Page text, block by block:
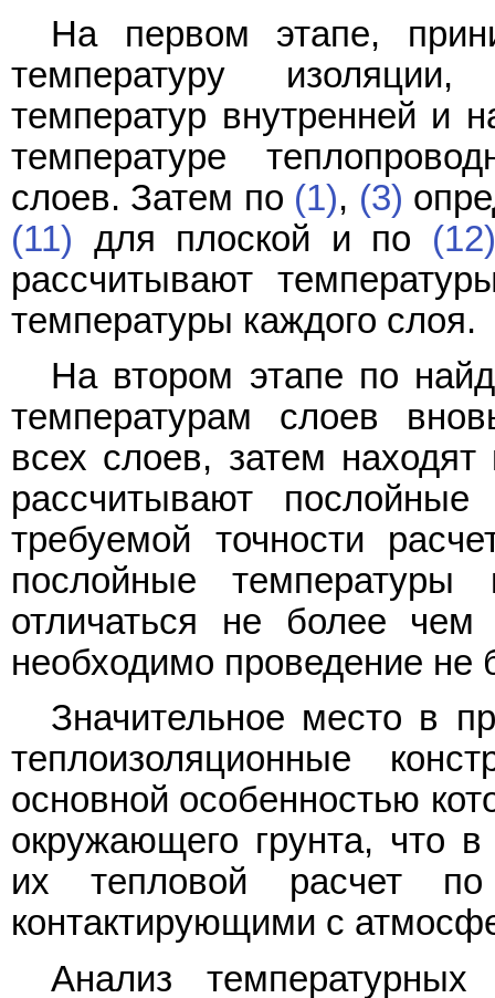
На первом этапе,
температуру
температур внутренней и
температуре
слоев. Затем по (1), (3)
(11) для плоской и по (12)
рассчитывают
температуры каждого слоя.
На втором этапе по
температурам слоев
всех слоев, затем
рассчитывают
требуемой точности
послойные
отличаться не более
необходимо проведение не
Значительное место в
теплоизоляционные
основной особенностью
окружающего грунта, что в
их тепловой расчет
контактирующими с
Анализ